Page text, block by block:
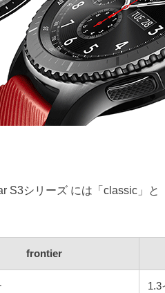
S3シリーズ には「classic」
frontier
1.3